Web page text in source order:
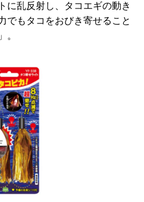
に乱反射し、タコエギの動き
でもタコをおびき寄せること
」。